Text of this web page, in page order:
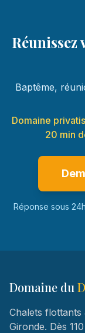
Baptême,
Domaine
20 min
Réponse sous
Domaine du
Chalets
Gironde. Dès